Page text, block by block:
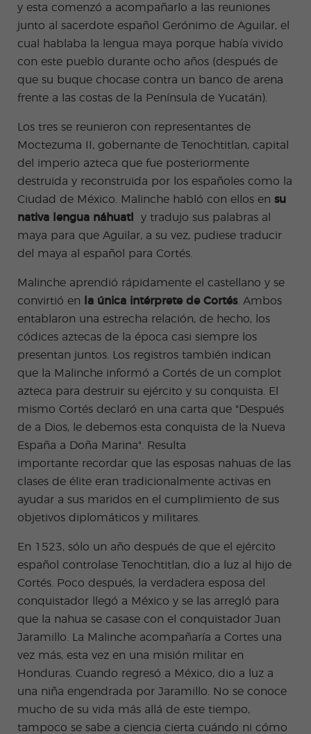
y esta comenzó a acompañarlo a las reuniones
junto al sacerdote español Gerónimo de Aguilar, el
cual hablaba la lengua maya porque había vivido
con este pueblo durante ocho años (después de
que su buque chocase contra un banco de arena
frente a las costas de la Península de Yucatán).
Los tres se reunieron con representantes de
Moctezuma II, gobernante de Tenochtitlan, capital
del imperio azteca que fue posteriormente
destruida y reconstruida por los españoles como la
Ciudad de México. Malinche habló con ellos en su
nativa lengua náhuatl
y tradujo sus palabras al
maya para que Aguilar, a su vez, pudiese traducir
del maya al español para Cortés.
Malinche aprendió rápidamente el castellano y se
convirtió en
la única intérprete de Cortés. Ambos
entablaron una estrecha relación, de hecho, los
códices aztecas de la época casi siempre los
presentan juntos. Los registros también indican
que la Malinche informó a Cortés de un complot
azteca para destruir su ejército y su conquista. El
mismo Cortés declaró en una carta que "Después
de a Dios, le debemos esta conquista de la Nueva
España a Doña Marina". Resulta
importante recordar que las esposas nahuas de las
clases de élite eran tradicionalmente activas en
ayudar a sus maridos en el cumplimiento de sus
objetivos diplomáticos y militares.
En 1523, sólo un año después de que el ejército
español controlase Tenochtitlan, dio a luz al hijo de
Cortés. Poco después, la verdadera esposa del
conquistador llegó a México y se las arregló para
que la nahua se casase con el conquistador Juan
Jaramillo. La Malinche acompañaría a Cortes una
vez más, esta vez en una misión militar en
Honduras. Cuando regresó a México, dio a luz a
una niña engendrada por Jaramillo. No se conoce
mucho de su vida más allá de este tiempo,
tampoco se sabe a ciencia cierta cuándo ni cómo